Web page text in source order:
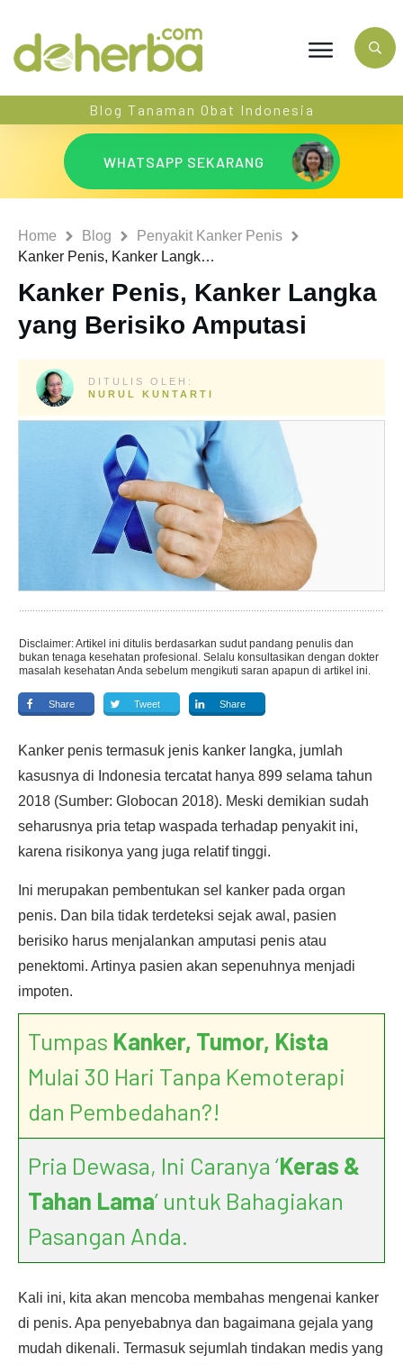
Blog Tanaman Obat Indonesia
WHATSAPP SEKARANG
Home Blog
Penyakit Kanker Penis
Kanker Penis, Kanker Langka yang Berisiko Amputasi
Kanker Penis, Kanker Langka
yang Berisiko Amputasi
DITULIS OLEH:
NURUL KUNTARTI
Disclaimer: Artikel ini ditulis berdasarkan sudut pandang penulis dan
bukan tenaga kesehatan profesional. Selalu konsultasikan dengan dokter
masalah kesehatan Anda sebelum mengikuti saran apapun di artikel ini.
Share Tweet Share
Kanker penis termasuk jenis kanker langka, jumlah
kasusnya di Indonesia tercatat hanya 899 selama tahun
2018 (Sumber: Globocan 2018). Meski demikian sudah
seharusnya pria tetap waspada terhadap penyakit ini,
karena risikonya yang juga relatif tinggi.
Ini merupakan pembentukan sel kanker pada organ
penis. Dan bila tidak terdeteksi sejak awal, pasien
berisiko harus menjalankan amputasi penis atau
penektomi. Artinya pasien akan sepenuhnya menjadi
impoten.
Tumpas Kanker, Tumor, Kista
Mulai 30 Hari Tanpa Kemoterapi
dan Pembedahan?!
Pria Dewasa, Ini Caranya ‘Keras &
Tahan Lama’ untuk Bahagiakan
Pasangan Anda.
Kali ini, kita akan mencoba membahas mengenai kanker
di penis. Apa penyebabnya dan bagaimana gejala yang
mudah dikenali. Termasuk sejumlah tindakan medis yang